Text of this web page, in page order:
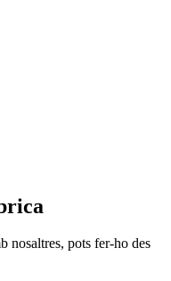
nosaltres, pots fer-ho des